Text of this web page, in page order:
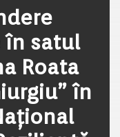
în satul
Roata
în